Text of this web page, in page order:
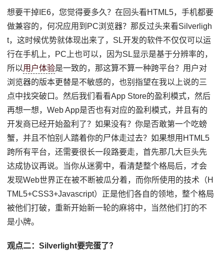
想要干掉IE6，您觉得要多久？在回头看HTML5，手机都要
做兼容的，何况应用到PC浏览器？那反过头来看Silverligh
t，这时候优势就体现出来了，SL开发的软件不仅仅可以运
行在手机上，PC上也可以，因为SL显示是基于分辨率的，
所以用户体验是一致的，那这算不算一种跨平台？用户对
浏览器的版本更替是不敏感的，也别指望在我以上说的三
点中找突破口。然后我们看看App Store的盈利模式，然后
再想一想，Web App是否也有对应的盈利模式，并且有的
开发商已经开始盈利了？如果没有？你是否敢第一个吃螃
蟹，并且不怕别人踏着你的尸体走过去？如果想用HTML5
跨所有平台，还需要很长一段路要走，首先那几大巨头先
达成协议再说。当你从迷雾中，看清楚整个格局后，才会
发现Web世界正在被不断被瓜分着，而你所使用的技术（H
TML5+CSS3+Javascript）正是他们各自的领地，整个格局
被他们打破，重新开始新一轮的麻将中，当然他们打的不
是小牌。
观点二：Silverlight要完蛋了？